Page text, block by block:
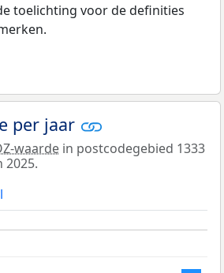
toelichting voor de definities
per jaar
waarde in postcodegebied 1333
2025.